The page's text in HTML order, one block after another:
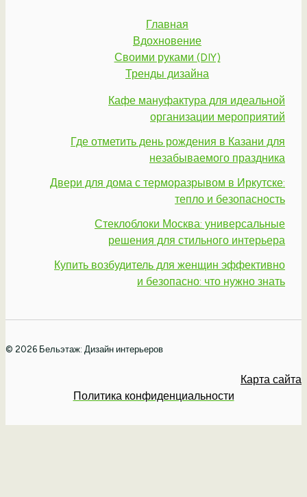
Главная
Вдохновение
Своими руками (DIY)
Тренды дизайна
Кафе мануфактура для идеальной
организации мероприятий
Где отметить день рождения в Казани для
незабываемого праздника
Двери для дома с терморазрывом в Иркутске:
тепло и безопасность
Стеклоблоки Москва: универсальные
решения для стильного интерьера
Купить возбудитель для женщин эффективно
и безопасно: что нужно знать
© 2026 Бельэтаж: Дизайн интерьеров
Карта сайта
Политика конфиденциальности